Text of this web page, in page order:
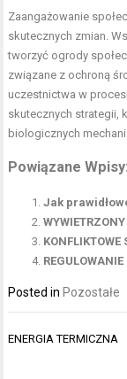
Zaangażowanie
skutecznych zmian.
tworzyć ogrody
związane z ochroną
uczestnictwa w
skutecznych strategii,
biologicznych
Powiązane Wpisy:
Jak
KONFLIKTOWE
Posted in Pozostałe
Nawigacja
ENERGIA TERMICZNA